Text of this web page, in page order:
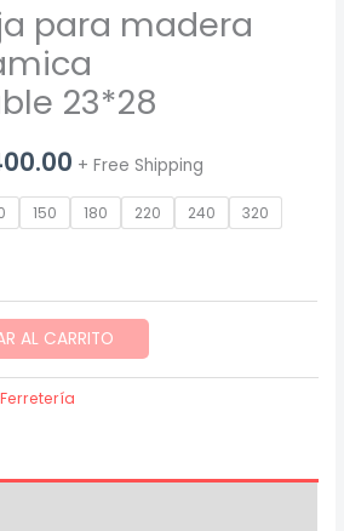
para madera
23*28
Price
range:
through
$ 400.00
+ Free Shipping
150 180 220 240
320
AL CARRITO
Ferretería